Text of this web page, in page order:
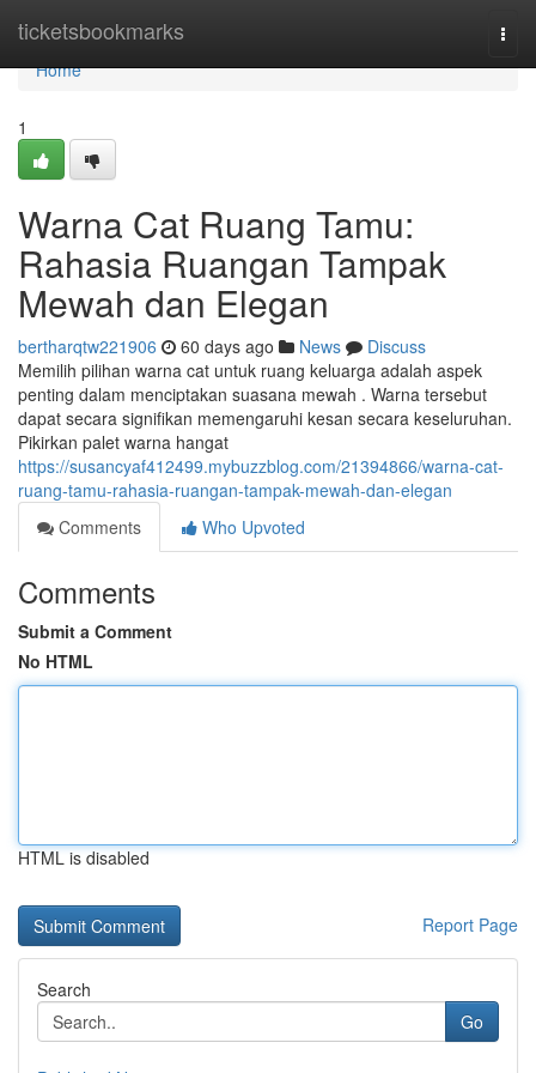
ticketsbookmarks
Home
Home
1
Warna Cat Ruang Tamu:
Rahasia Ruangan Tampak
Mewah dan Elegan
bertharqtw221906 60 days ago News
Discuss
Memilih pilihan warna cat untuk ruang keluarga adalah aspek
penting dalam menciptakan suasana mewah . Warna tersebut
dapat secara signifikan memengaruhi kesan secara keseluruhan.
Pikirkan palet warna hangat
https://susancyaf412499.mybuzzblog.com/21394866/warna-cat-
ruang-tamu-rahasia-ruangan-tampak-mewah-dan-elegan
Comments
Who Upvoted
Comments
Submit a Comment
No HTML
HTML is disabled
Report Page
Search
Go